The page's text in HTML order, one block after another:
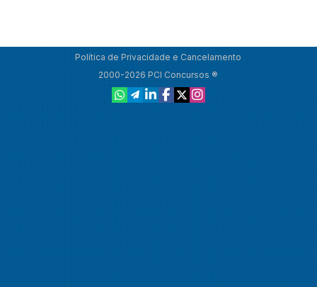
Política de Privacidade e Cancelamento
2000-2026 PCI Concursos ®